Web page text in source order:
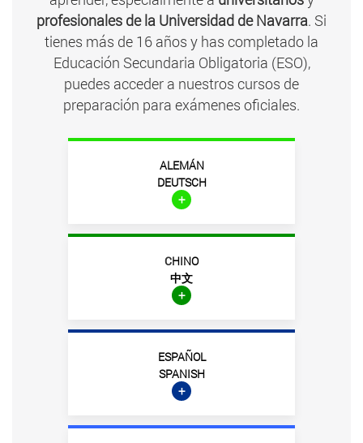
profesionales de la Universidad de Navarra. Si
tienes más de 16 años y has completado la
Educación Secundaria Obligatoria (ESO),
puedes acceder a nuestros cursos de
preparación para exámenes oficiales.
ALEMÁN
DEUTSCH
+
CHINO
中文
+
ESPAÑOL
SPANISH
+